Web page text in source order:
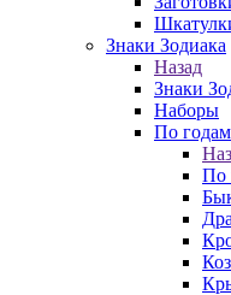
Знаки Зодиака
Назад
Знаки
Наборы
По годам
По